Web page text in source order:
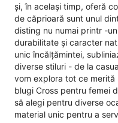
și, în același timp, oferă
de căprioară sunt unul
disting nu numai printr -
durabilitate și caracter
unic încălțămintei,
diverse stiluri - de la
vom explora tot ce
blugi Cross pentru femei
să alegi pentru diverse
material unic pentru a